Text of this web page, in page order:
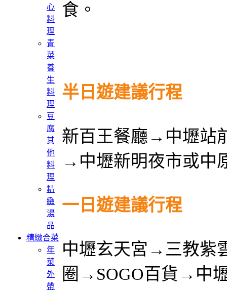
心
料
理
青
菜
養
生
料
理
豆
腐
其
他
料
理
精
緻
湯
品
精緻合菜
年
菜
外
帶
食。
半日遊建議行程
新百王餐廳→中壢站
→中壢新明夜市或中
一日遊建議行程
中壢玄天宮→三教紫
圈→SOGO百貨→中